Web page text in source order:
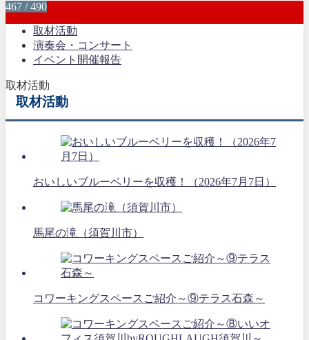
467 / 490
取材活動
演奏会・コンサート
イベント開催報告
取材活動
取材活動
おいしいブルーベリーを収穫！（2026年7月7日）
馬尾の滝（須賀川市）
コワーキングスペースご紹介～⑨テラス石森～